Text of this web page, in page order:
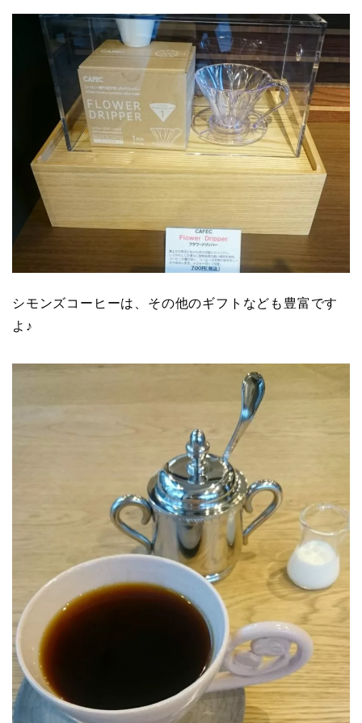
シモンズコーヒーは、その他のギフトなども豊富です
よ♪